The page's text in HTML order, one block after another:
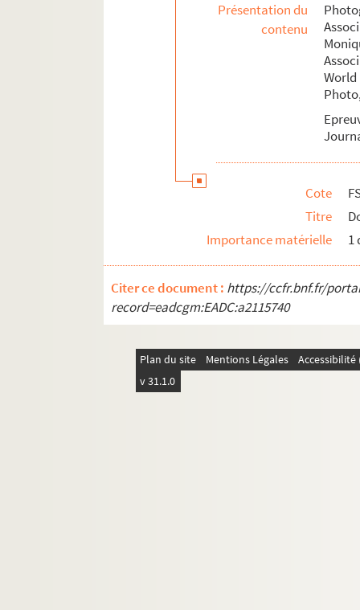
Présentation du
contenu
Cote
Titre
Importance matérielle
1
Citer ce document : https://ccfr.bnf.fr/
record=eadcgm:EADC:a2115740
Plan du site Mentions Légales
v 31.1.0